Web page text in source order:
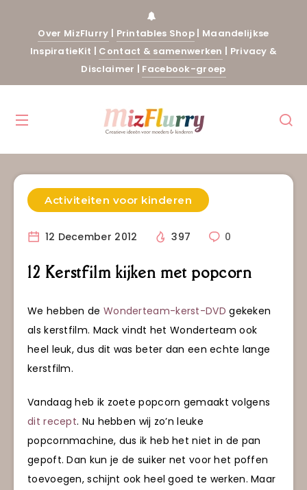
Over MizFlurry | Printables Shop | Maandelijkse
InspiratieKit | Contact & samenwerken | Privacy &
Disclaimer | Facebook-groep
Activiteiten voor kinderen
12 December 2012 397 0
12 Kerstfilm kijken met popcorn
We hebben de Wonderteam-kerst-DVD gekeken
als kerstfilm. Mack vindt het Wonderteam ook
heel leuk, dus dit was beter dan een echte lange
kerstfilm.
Vandaag heb ik zoete popcorn gemaakt volgens
dit recept. Nu hebben wij zo’n leuke
popcornmachine, dus ik heb het niet in de pan
gepoft. Dan kun je de suiker net voor het poffen
toevoegen, schijnt ook heel goed te werken. Maar